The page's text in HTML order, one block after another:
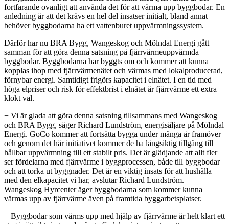
fortfarande ovanligt att använda det för att värma upp byggbodar. En
anledning är att det krävs en hel del insatser initialt, bland annat
behöver byggbodarna ha ett vattenburet uppvärmningssystem.
Därför har nu BRA Bygg, Wangeskog och Mölndal Energi gått
samman för att göra denna satsning på fjärrvärmeuppvärmda
byggbodar. Byggbodarna har byggts om och kommer att kunna
kopplas ihop med fjärrvärmenätet och värmas med lokalproducerad,
förnybar energi. Samtidigt frigörs kapacitet i elnätet. I en tid med
höga elpriser och risk för effektbrist i elnätet är fjärrvärme ett extra
klokt val.
− Vi är glada att göra denna satsning tillsammans med Wangeskog
och BRA Bygg, säger Richard Lundström, energisäljare på Mölndal
Energi. GoCo kommer att fortsätta bygga under många år framöver
och genom det här initiativet kommer de ha långsiktig tillgång till
hållbar uppvärmning till ett stabilt pris. Det är glädjande att allt fler
ser fördelarna med fjärrvärme i byggprocessen, både till byggbodar
och att torka ut byggnader. Det är en viktig insats för att hushålla
med den elkapacitet vi har, avslutar Richard Lundström.
Wangeskog Hyrcenter äger byggbodarna som kommer kunna
värmas upp av fjärrvärme även på framtida byggarbetsplatser.
− Byggbodar som värms upp med hjälp av fjärrvärme är helt klart ett